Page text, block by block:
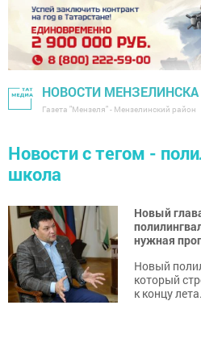
НОВОСТИ МЕНЗЕЛИНСКА
Газета "Мензеля" - Мензелинский район
Новости с тегом -
школа
Новый
нужная
Новый
который
к концу лета.